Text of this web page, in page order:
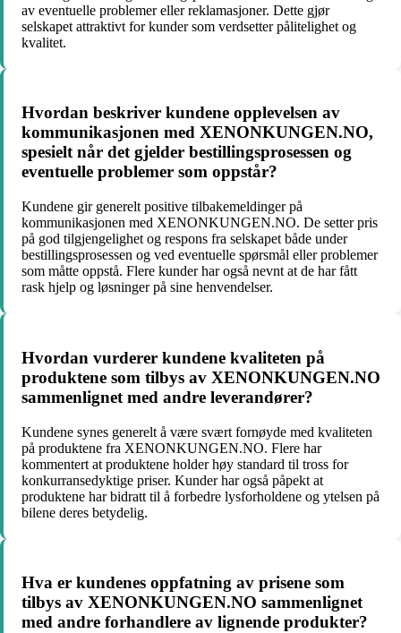
av eventuelle problemer eller reklamasjoner. Dette gjør
selskapet attraktivt for kunder som verdsetter pålitelighet og
kvalitet.
Hvordan beskriver kundene opplevelsen av
kommunikasjonen med XENONKUNGEN.NO,
spesielt når det gjelder bestillingsprosessen og
eventuelle problemer som oppstår?
Kundene gir generelt positive tilbakemeldinger på
kommunikasjonen med XENONKUNGEN.NO. De setter pris
på god tilgjengelighet og respons fra selskapet både under
bestillingsprosessen og ved eventuelle spørsmål eller problemer
som måtte oppstå. Flere kunder har også nevnt at de har fått
rask hjelp og løsninger på sine henvendelser.
Hvordan vurderer kundene kvaliteten på
produktene som tilbys av XENONKUNGEN.NO
sammenlignet med andre leverandører?
Kundene synes generelt å være svært fornøyde med kvaliteten
på produktene fra XENONKUNGEN.NO. Flere har
kommentert at produktene holder høy standard til tross for
konkurransedyktige priser. Kunder har også påpekt at
produktene har bidratt til å forbedre lysforholdene og ytelsen på
bilene deres betydelig.
Hva er kundenes oppfatning av prisene som
tilbys av XENONKUNGEN.NO sammenlignet
med andre forhandlere av lignende produkter?